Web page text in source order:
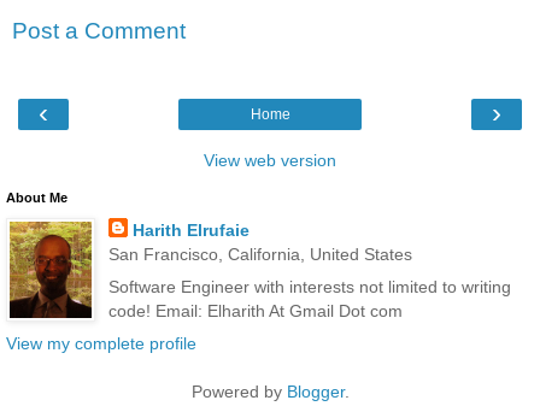
Post a Comment
‹ ›
Home
View web version
About Me
Harith Elrufaie
San Francisco, California, United States
Software Engineer with interests not limited to writing
code! Email: Elharith At Gmail Dot com
View my complete profile
Powered by Blogger.